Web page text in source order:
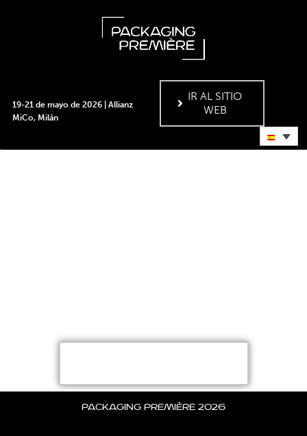
19-21 de mayo de 2026 | Allianz
MiCo, Milán
IR AL SITIO
WEB
PACKAGING PREMIèRE 2026